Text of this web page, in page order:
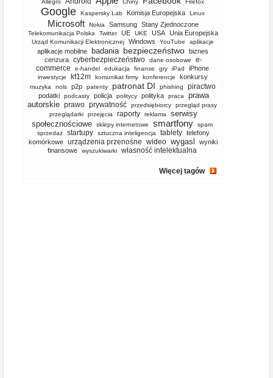
Allegro Chiny Firefox
Google Kaspersky Lab Komisja Europejska Linux
Microsoft Nokia Samsung Stany Zjednoczone
Telekomunikacja Polska Twitter UE UKE USA Unia Europejska
Urząd Komunikacji Elektronicznej Windows YouTube aplikacje
aplikacje mobilne badania bezpieczeństwo biznes
cenzura cyberbezpieczeństwo dane osobowe
e-
commerce
e-handel edukacja finanse gry iPad iPhone
inwestycje kf12m komunikat firmy konferencje konkursy
muzyka nols p2p patenty patronat DI phishing piractwo
podatki podcasty policja politycy polityka praca
prawa
autorskie prawo prywatność przedsiębiorcy
przegląd prasy
przeglądarki
przejęcia raporty reklama
serwisy
społecznościowe
sklepy internetowe smartfony
spam
sprzedaż
startupy sztuczna inteligencja tablety telefony
komórkowe
urządzenia przenośne wideo wygasl
wyniki
finansowe
wyszukiwarki własność intelektualna
Więcej tagów